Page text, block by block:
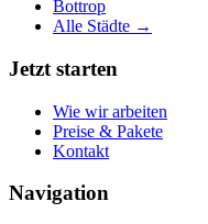
Bottrop
Alle Städte →
Jetzt starten
Wie wir arbeiten
Preise & Pakete
Kontakt
Navigation